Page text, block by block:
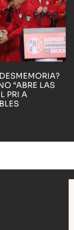
“ABRE LAS
PRI A